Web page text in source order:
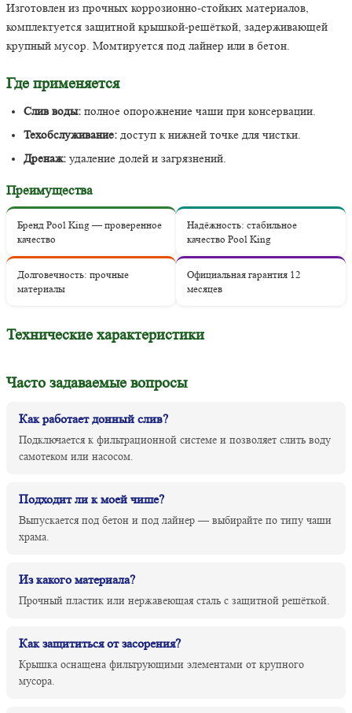
Изготовлен из прочных коррозионно-стойких материалов,
комплектуется защитной крышкой-решёткой, задерживающей
крупный мусор. Момтируется под лайнер или в бетон.
Где применяется
Слив воды: полное опорожнение чаши при консервации.
Техобслуживание: доступ к нижней точке для чистки.
Дренаж: удаление долей и загрязнений.
Преимущества
Бренд Pool King — проверенное
качество
Надёжность: стабильное
качество Pool King
Долговечность: прочные
материалы
Официальная гарантия 12
месяцев
Технические характеристики
Часто задаваемые вопросы
Как работает донный слив?
Подключается к фильтрационной системе и позволяет слить воду
самотеком или насосом.
Подходит ли к моей чише?
Выпускается под бетон и под лайнер — выбирайте по типу чаши
храма.
Из какого материала?
Прочный пластик или нержавеющая сталь с защитной решёткой.
Как защититься от засорения?
Крышка оснащена фильтрующими элементами от крупного
мусора.